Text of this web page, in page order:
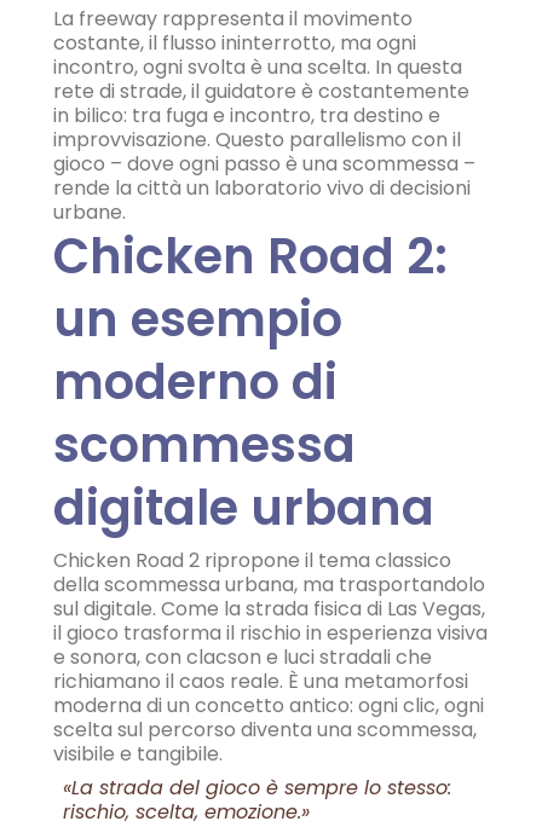
La freeway rappresenta il movimento
costante, il flusso ininterrotto, ma ogni
incontro, ogni svolta è una scelta. In questa
rete di strade, il guidatore è costantemente
in bilico: tra fuga e incontro, tra destino e
improvvisazione. Questo parallelismo con il
gioco – dove ogni passo è una scommessa –
rende la città un laboratorio vivo di decisioni
urbane.
Chicken Road 2:
un esempio
moderno di
scommessa
digitale urbana
Chicken Road 2 ripropone il tema classico
della scommessa urbana, ma trasportandolo
sul digitale. Come la strada fisica di Las Vegas,
il gioco trasforma il rischio in esperienza visiva
e sonora, con clacson e luci stradali che
richiamano il caos reale. È una metamorfosi
moderna di un concetto antico: ogni clic, ogni
scelta sul percorso diventa una scommessa,
visibile e tangibile.
«La strada del gioco è sempre lo stesso:
rischio, scelta, emozione.»